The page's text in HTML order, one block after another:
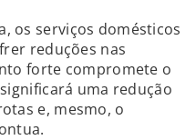
os serviços domésticos
reduções nas
forte compromete o
uma redução
e, mesmo, o